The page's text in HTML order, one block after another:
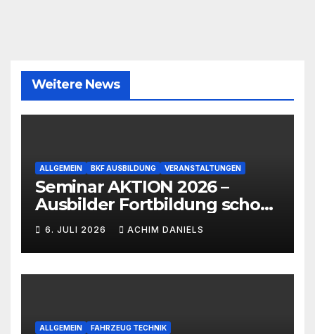
Weitere News
ALLGEMEIN BKF AUSBILDUNG VERANSTALTUNGEN
Seminar AKTION 2026 –
Ausbilder Fortbildung schon
ab 399€!!!
6. JULI 2026 ACHIM DANIELS
ALLGEMEIN FAHRZEUG TECHNIK